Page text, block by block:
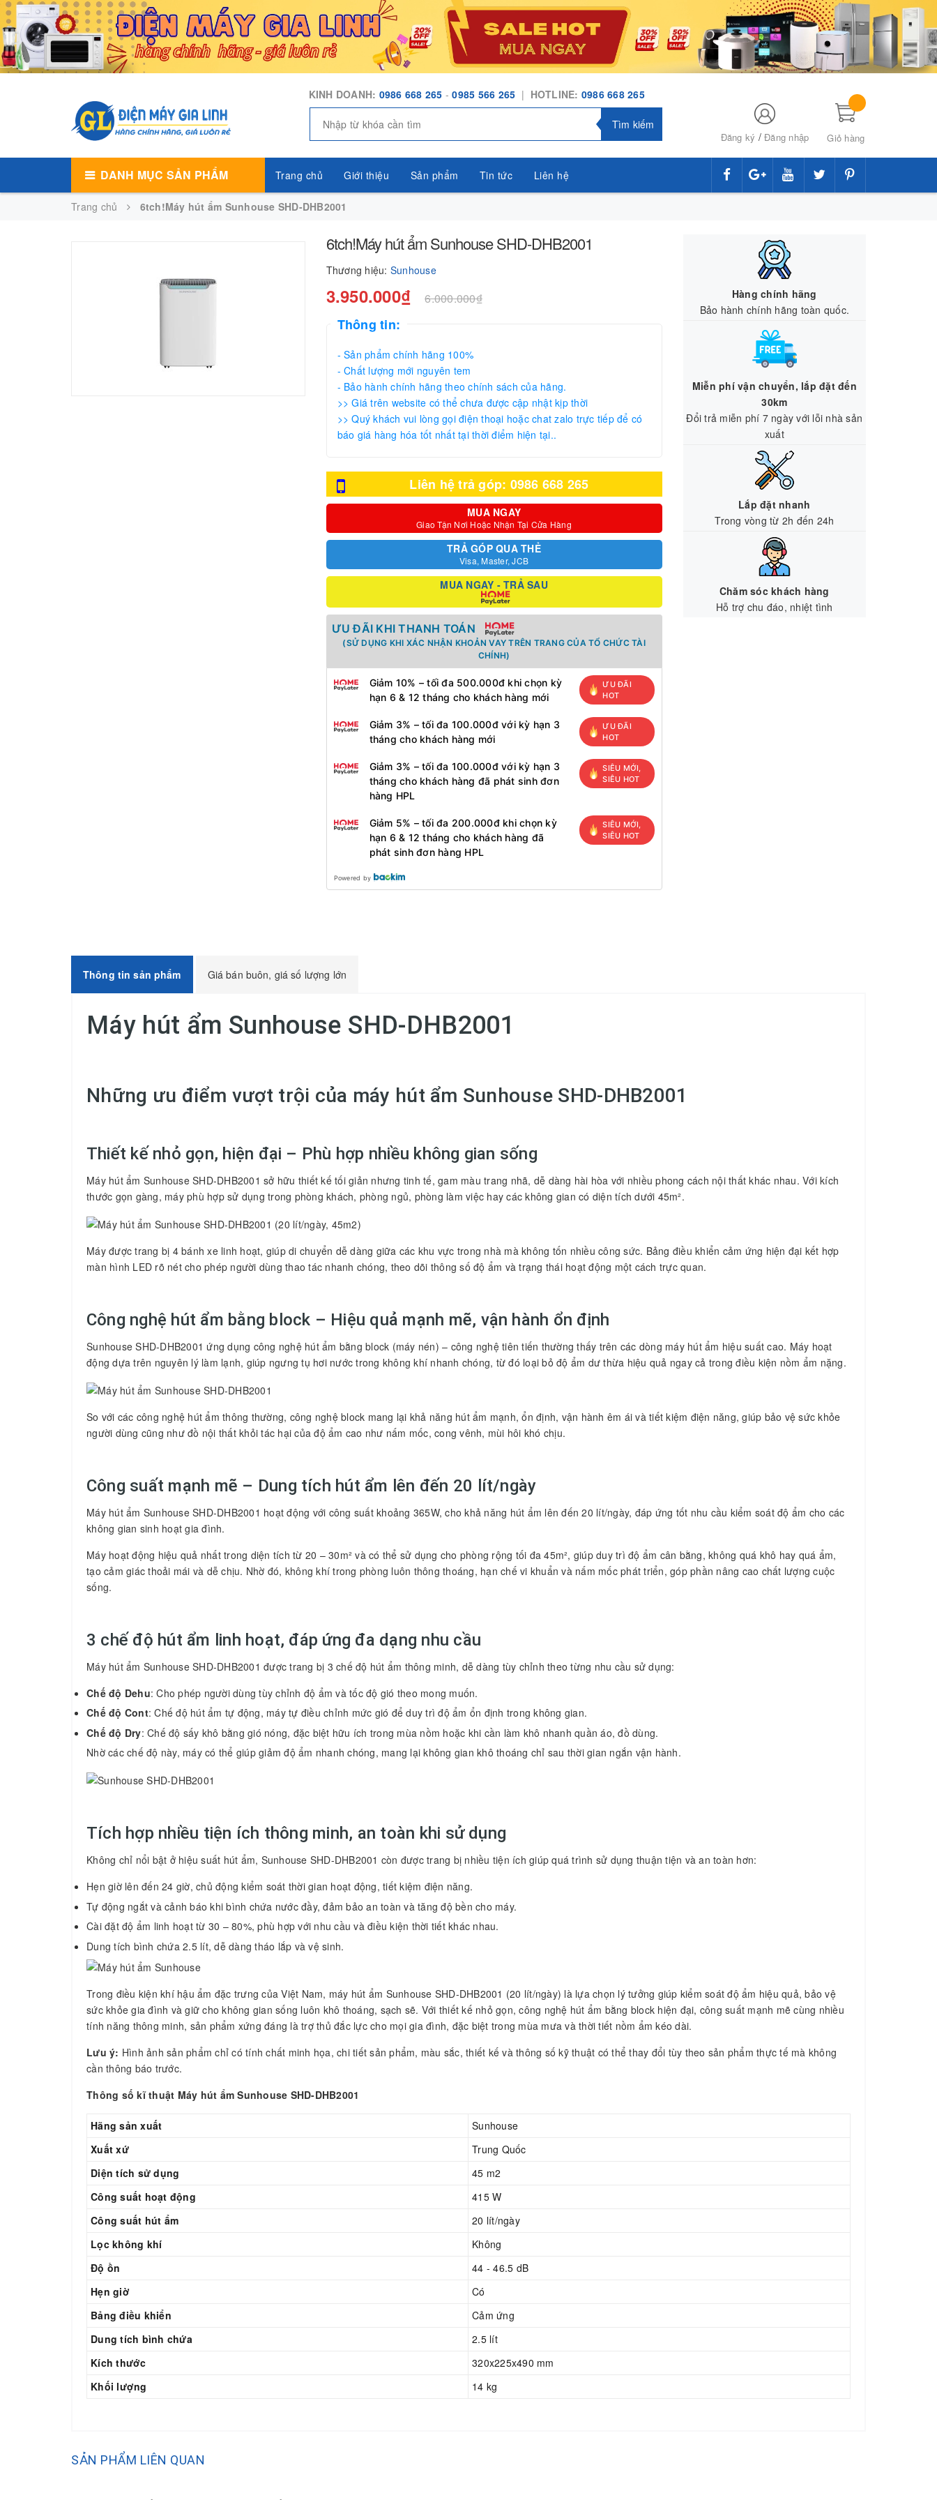
KINH DOANH: 0986 668 265 -0985 566 265 | HOTLINE: 0986 668 265
Tìm kiếm
Đăng ký /Đăng nhập Giỏ hàng
DANH MỤC SẢN PHẨM Trang chủ Giới thiệu Sản phẩm Tin tức Liên hệ
Trang chủ 6tch!Máy hút ẩm Sunhouse SHD-DHB2001
6tch!Máy hút ẩm Sunhouse SHD-DHB2001
Thương hiệu: Sunhouse
3.950.000₫ 6.000.000₫
Thông tin:
- Sản phẩm chính hãng 100%
- Chất lượng mới nguyên tem
- Bảo hành chính hãng theo chính sách của hãng.
>> Giá trên website có thể chưa được cập nhật kịp thời
>> Quý khách vui lòng gọi điện thoại hoặc chat zalo trực tiếp để có
báo giá hàng hóa tốt nhất tại thời điểm hiện tại..
Liên hệ trả góp: 0986 668 265
MUA NGAY
Giao Tận Nơi Hoặc Nhận Tại Cửa Hàng
TRẢ GÓP QUA THẺ
Visa, Master, JCB
MUA NGAY - TRẢ SAU
ƯU ĐÃI KHI THANH TOÁN
(SỬ DỤNG KHI XÁC NHẬN KHOẢN VAY TRÊN TRANG CỦA TỔ CHỨC TÀI
CHÍNH)
Giảm 10% – tối đa 500.000đ khi chọn kỳ
hạn 6 & 12 tháng cho khách hàng mới
ƯU ĐÃI
HOT
Giảm 3% – tối đa 100.000đ với kỳ hạn 3
tháng cho khách hàng mới
ƯU ĐÃI
HOT
Giảm 3% – tối đa 100.000đ với kỳ hạn 3
tháng cho khách hàng đã phát sinh đơn
hàng HPL
SIÊU MỚI,
SIÊU HOT
Giảm 5% – tối đa 200.000đ khi chọn kỳ
hạn 6 & 12 tháng cho khách hàng đã
phát sinh đơn hàng HPL
SIÊU MỚI,
SIÊU HOT
Powered by
Hàng chính hãng
Bảo hành chính hãng toàn quốc.
Miễn phí vận chuyển, lắp đặt đến
30km
Đổi trả miễn phí 7 ngày với lỗi nhà sản
xuất
Lắp đặt nhanh
Trong vòng từ 2h đến 24h
Chăm sóc khách hàng
Hỗ trợ chu đáo, nhiệt tình
Thông tin sản phẩm Giá bán buôn, giá số lượng lớn
Máy hút ẩm Sunhouse SHD-DHB2001
Những ưu điểm vượt trội của máy hút ẩm Sunhouse SHD-DHB2001
Thiết kế nhỏ gọn, hiện đại – Phù hợp nhiều không gian sống
Máy hút ẩm Sunhouse SHD-DHB2001 sở hữu thiết kế tối giản nhưng tinh tế, gam màu trang nhã, dễ dàng hài hòa với nhiều phong cách nội thất khác nhau. Với kích
thước gọn gàng, máy phù hợp sử dụng trong phòng khách, phòng ngủ, phòng làm việc hay các không gian có diện tích dưới 45m².
Máy được trang bị 4 bánh xe linh hoạt, giúp di chuyển dễ dàng giữa các khu vực trong nhà mà không tốn nhiều công sức. Bảng điều khiển cảm ứng hiện đại kết hợp
màn hình LED rõ nét cho phép người dùng thao tác nhanh chóng, theo dõi thông số độ ẩm và trạng thái hoạt động một cách trực quan.
Công nghệ hút ẩm bằng block – Hiệu quả mạnh mẽ, vận hành ổn định
Sunhouse SHD-DHB2001 ứng dụng công nghệ hút ẩm bằng block (máy nén) – công nghệ tiên tiến thường thấy trên các dòng máy hút ẩm hiệu suất cao. Máy hoạt
động dựa trên nguyên lý làm lạnh, giúp ngưng tụ hơi nước trong không khí nhanh chóng, từ đó loại bỏ độ ẩm dư thừa hiệu quả ngay cả trong điều kiện nồm ẩm nặng.
So với các công nghệ hút ẩm thông thường, công nghệ block mang lại khả năng hút ẩm mạnh, ổn định, vận hành êm ái và tiết kiệm điện năng, giúp bảo vệ sức khỏe
người dùng cũng như đồ nội thất khỏi tác hại của độ ẩm cao như nấm mốc, cong vênh, mùi hôi khó chịu.
Công suất mạnh mẽ – Dung tích hút ẩm lên đến 20 lít/ngày
Máy hút ẩm Sunhouse SHD-DHB2001 hoạt động với công suất khoảng 365W, cho khả năng hút ẩm lên đến 20 lít/ngày, đáp ứng tốt nhu cầu kiểm soát độ ẩm cho các
không gian sinh hoạt gia đình.
Máy hoạt động hiệu quả nhất trong diện tích từ 20 – 30m² và có thể sử dụng cho phòng rộng tối đa 45m², giúp duy trì độ ẩm cân bằng, không quá khô hay quá ẩm,
tạo cảm giác thoải mái và dễ chịu. Nhờ đó, không khí trong phòng luôn thông thoáng, hạn chế vi khuẩn và nấm mốc phát triển, góp phần nâng cao chất lượng cuộc
sống.
3 chế độ hút ẩm linh hoạt, đáp ứng đa dạng nhu cầu
Máy hút ẩm Sunhouse SHD-DHB2001 được trang bị 3 chế độ hút ẩm thông minh, dễ dàng tùy chỉnh theo từng nhu cầu sử dụng:
Chế độ Dehu: Cho phép người dùng tùy chỉnh độ ẩm và tốc độ gió theo mong muốn.
Chế độ Cont: Chế độ hút ẩm tự động, máy tự điều chỉnh mức gió để duy trì độ ẩm ổn định trong không gian.
Chế độ Dry: Chế độ sấy khô bằng gió nóng, đặc biệt hữu ích trong mùa nồm hoặc khi cần làm khô nhanh quần áo, đồ dùng.
Nhờ các chế độ này, máy có thể giúp giảm độ ẩm nhanh chóng, mang lại không gian khô thoáng chỉ sau thời gian ngắn vận hành.
Tích hợp nhiều tiện ích thông minh, an toàn khi sử dụng
Không chỉ nổi bật ở hiệu suất hút ẩm, Sunhouse SHD-DHB2001 còn được trang bị nhiều tiện ích giúp quá trình sử dụng thuận tiện và an toàn hơn:
Hẹn giờ lên đến 24 giờ, chủ động kiểm soát thời gian hoạt động, tiết kiệm điện năng.
Tự động ngắt và cảnh báo khi bình chứa nước đầy, đảm bảo an toàn và tăng độ bền cho máy.
Cài đặt độ ẩm linh hoạt từ 30 – 80%, phù hợp với nhu cầu và điều kiện thời tiết khác nhau.
Dung tích bình chứa 2.5 lít, dễ dàng tháo lắp và vệ sinh.
Trong điều kiện khí hậu ẩm đặc trưng của Việt Nam, máy hút ẩm Sunhouse SHD-DHB2001 (20 lít/ngày) là lựa chọn lý tưởng giúp kiểm soát độ ẩm hiệu quả, bảo vệ
sức khỏe gia đình và giữ cho không gian sống luôn khô thoáng, sạch sẽ. Với thiết kế nhỏ gọn, công nghệ hút ẩm bằng block hiện đại, công suất mạnh mẽ cùng nhiều
tính năng thông minh, sản phẩm xứng đáng là trợ thủ đắc lực cho mọi gia đình, đặc biệt trong mùa mưa và thời tiết nồm ẩm kéo dài.
Lưu ý: Hình ảnh sản phẩm chỉ có tính chất minh họa, chi tiết sản phẩm, màu sắc, thiết kế và thông số kỹ thuật có thể thay đổi tùy theo sản phẩm thực tế mà không
cần thông báo trước.
Thông số kĩ thuật Máy hút ẩm Sunhouse SHD-DHB2001
Hãng sản xuất
Sunhouse
Xuất xứ
Trung Quốc
Diện tích sử dụng
45 m2
Công suất hoạt động
415 W
Công suất hút ẩm
20 lít/ngày
Lọc không khí
Không
Độ ồn
44 - 46.5 dB
Hẹn giờ
Có
Bảng điều khiển
Cảm ứng
Dung tích bình chứa
2.5 lít
Kích thước
320x225x490 mm
Khối lượng
14 kg
SẢN PHẨM LIÊN QUAN